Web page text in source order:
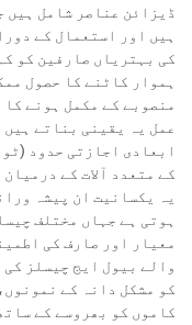
ڈیزائن عناصر شامل ہیں
ہیں اور استعمال کے
کی بہتریاں صارفین کو
ہموار کاٹنے کا حصول
منصوبے کے مکمل ہونے
عمل یہ یقینی بناتے
ابعادی اجازتی حدود
کے متعدد آلات کے
یہ یکسانیت ان پیشہ
ہوتی ہے جہاں مختلف
معیار اور صارف کی
والے بیول ایج چیسلز
کو مشکل دانہ کے
کاموں کو بھروسے کے